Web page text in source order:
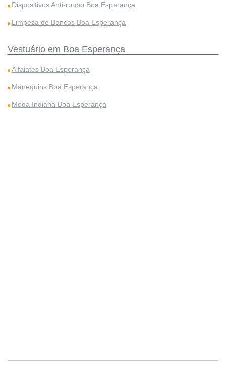
Dispositivos Anti-roubo Boa Esperança
Limpeza de Bancos Boa Esperança
Vestuário em Boa Esperança
Alfaiates Boa Esperança
Manequins Boa Esperança
Moda Indiana Boa Esperança